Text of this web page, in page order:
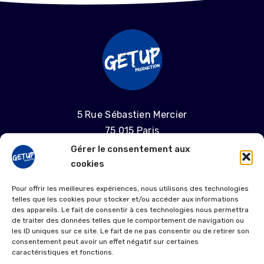
Gérer le consentement aux
cookies
Pour offrir les meilleures expériences, nous utilisons des technologies
telles que les cookies pour stocker et/ou accéder aux informations
des appareils. Le fait de consentir à ces technologies nous permettra
de traiter des données telles que le comportement de navigation ou
les ID uniques sur ce site. Le fait de ne pas consentir ou de retirer son
consentement peut avoir un effet négatif sur certaines
caractéristiques et fonctions.
5 Rue Sébastien Mercier
75 015 Paris
MENTIONS LÉGALES
POLITIQUE DE COOKIES (UE)